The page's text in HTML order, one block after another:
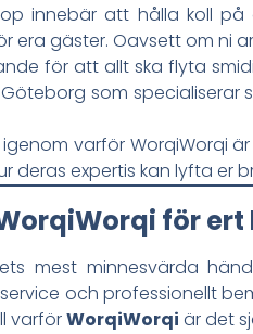
innebär att hålla koll
era gäster. Oavsett om ni
för att allt ska flyta
som
varför WorqiWorqi
deras expertis kan lyfta er
för ert
mest minnesvärda
och professionellt
varförWorqiWorqi är det